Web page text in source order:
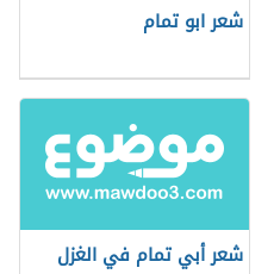
شعر ابو تمام
شعر أبي تمام في الغزل